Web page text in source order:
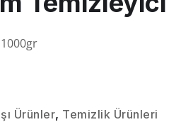
1000gr
Ürünler, Temizlik Ürünleri